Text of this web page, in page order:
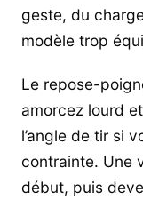
geste, du
modèle trop
Le repose-
amorcez lourd
l’angle de tir si
contrainte. Une
début, puis